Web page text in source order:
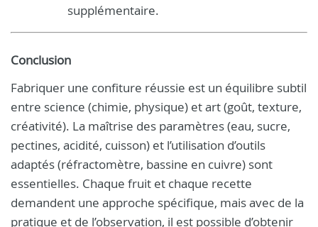
supplémentaire.
Conclusion
Fabriquer une confiture réussie est un équilibre subtil
entre science (chimie, physique) et art (goût, texture,
créativité). La maîtrise des paramètres (eau, sucre,
pectines, acidité, cuisson) et l’utilisation d’outils
adaptés (réfractomètre, bassine en cuivre) sont
essentielles. Chaque fruit et chaque recette
demandent une approche spécifique, mais avec de la
pratique et de l’observation, il est possible d’obtenir